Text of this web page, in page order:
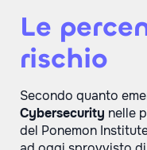
Le
rischio
Secondo quanto
Cybersecurity nelle
del Ponemon